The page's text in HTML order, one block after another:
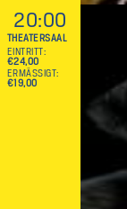
20:00
THEATERSAAL
EINTRITT
€24,00
ERMÄSSIGT
€19,00